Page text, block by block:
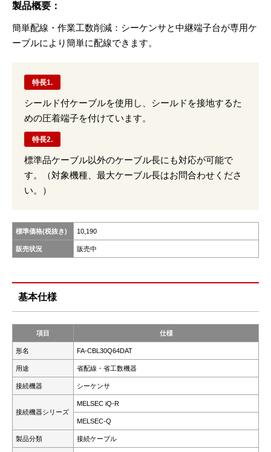
製品概要：
簡単配線・作業⼯数削減：シーケンサと中継端⼦台が専⽤ケ
ーブルにより簡単に配線できます。
特長1.
シールド付ケーブルを使用し、シールドを接地するた
めの圧着端子を付けています。
特長2.
標準品ケーブル以外のケーブル長にも対応が可能で
す。（対象機種、最大ケーブル長はお問合わせくださ
い。）
標準価格(税抜き) 10,190
販売状況 販売中
基本仕様
項目 仕様
形名 FA-CBL30Q64DAT
用途 省配線・省工数機器
接続機器 シーケンサ
接続機器シリーズ
MELSEC iQ-R
MELSEC-Q
製品分類 接続ケーブル